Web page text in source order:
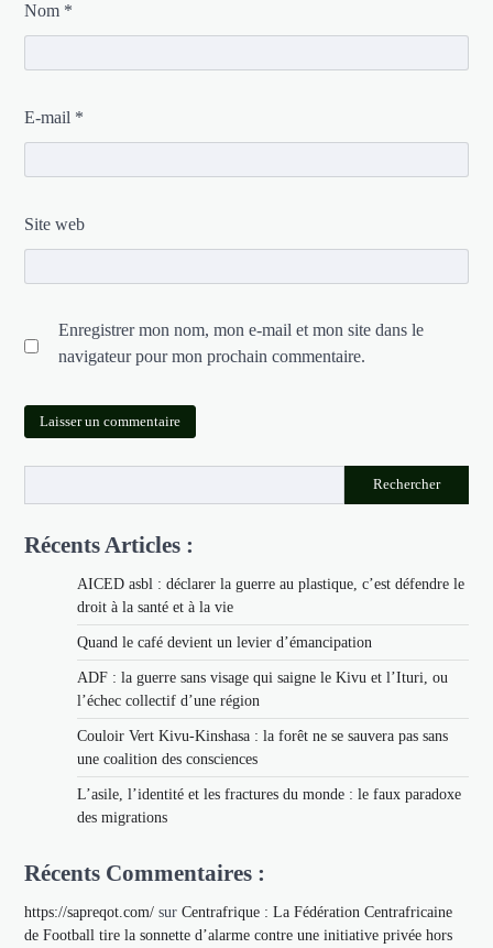
Nom *
E-mail *
Site web
Enregistrer mon nom, mon e-mail et mon site dans le
navigateur pour mon prochain commentaire.
Rechercher
Récents Articles :
AICED asbl : déclarer la guerre au plastique, c’est défendre le
droit à la santé et à la vie
Quand le café devient un levier d’émancipation
ADF : la guerre sans visage qui saigne le Kivu et l’Ituri, ou
l’échec collectif d’une région
Couloir Vert Kivu-Kinshasa : la forêt ne se sauvera pas sans
une coalition des consciences
L’asile, l’identité et les fractures du monde : le faux paradoxe
des migrations
Récents Commentaires :
https://sapreqot.com/ surCentrafrique : La Fédération Centrafricaine
de Football tire la sonnette d’alarme contre une initiative privée hors